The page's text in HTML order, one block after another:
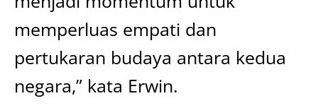
memperluas empati dan
pertukaran budaya antara kedua
negara,” kata Erwin.